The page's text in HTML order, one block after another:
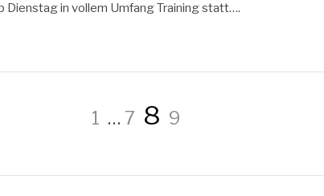
Dienstag in vollem Umfang Training statt….
Page
1 … Page
7 Page
8 Page
9